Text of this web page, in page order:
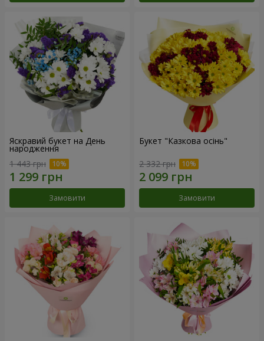
Яскравий букет на День
народження
1 443 грн
Замовити
Букет "Казкова осінь"
2 332 грн
Замовити